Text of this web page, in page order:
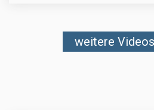
weitere